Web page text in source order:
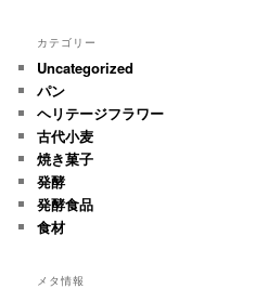
カテゴリー
Uncategorized
パン
ヘリテージフラワー
古代小麦
焼き菓子
発酵
発酵食品
食材
メタ情報